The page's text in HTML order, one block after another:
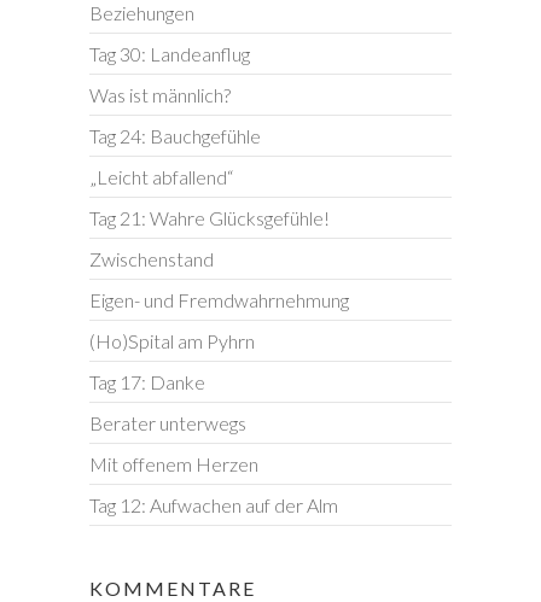
Beziehungen
Tag 30: Landeanflug
Was ist männlich?
Tag 24: Bauchgefühle
„Leicht abfallend“
Tag 21: Wahre Glücksgefühle!
Zwischenstand
Eigen- und Fremdwahrnehmung
(Ho)Spital am Pyhrn
Tag 17: Danke
Berater unterwegs
Mit offenem Herzen
Tag 12: Aufwachen auf der Alm
KOMMENTARE